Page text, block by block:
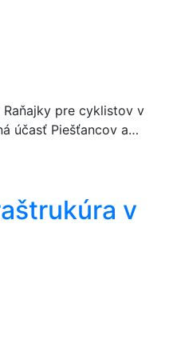
pre cyklistov v
účasť Piešťancov a…
v